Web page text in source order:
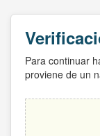
Para continuar
proviene de un